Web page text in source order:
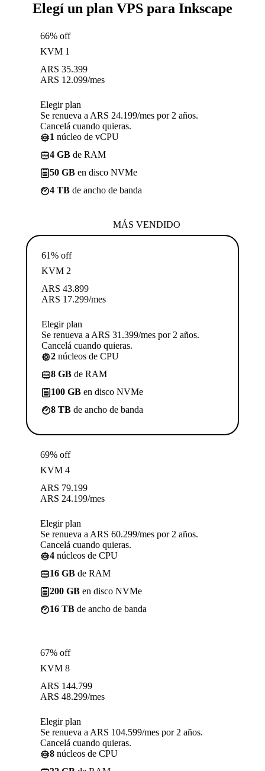
Elegí un plan VPS para Inkscape
66% off
KVM 1
ARS 35.399
ARS 12.099/mes
Elegir plan
Se renueva a ARS 24.199/mes por 2 años.
Cancelá cuando quieras.
1 núcleo de vCPU
4 GB de RAM
50 GB en disco NVMe
4 TB de ancho de banda
MÁS VENDIDO
61% off
KVM 2
ARS 43.899
ARS 17.299/mes
Elegir plan
Se renueva a ARS 31.399/mes por 2 años.
Cancelá cuando quieras.
2 núcleos de CPU
8 GB de RAM
100 GB en disco NVMe
8 TB de ancho de banda
69% off
KVM 4
ARS 79.199
ARS 24.199/mes
Elegir plan
Se renueva a ARS 60.299/mes por 2 años.
Cancelá cuando quieras.
4 núcleos de CPU
16 GB de RAM
200 GB en disco NVMe
16 TB de ancho de banda
67% off
KVM 8
ARS 144.799
ARS 48.299/mes
Elegir plan
Se renueva a ARS 104.599/mes por 2 años.
Cancelá cuando quieras.
8 núcleos de CPU